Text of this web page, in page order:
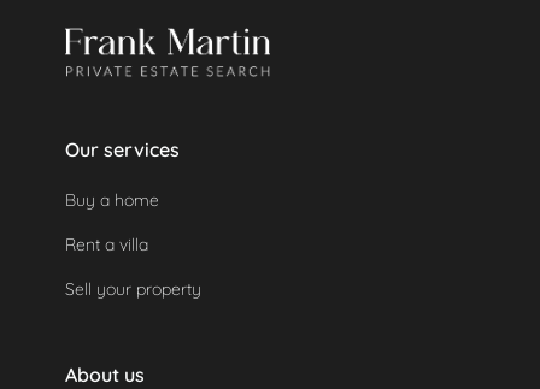
remboursé automatiquement car la propriété n'a
pas été utilisée.
Our services
Buy a home
Rent a villa
Sell your property
About us